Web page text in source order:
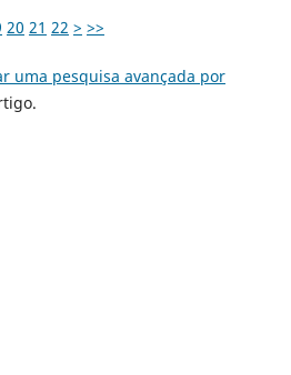
20 21 22 > >>
uma pesquisa avançada por